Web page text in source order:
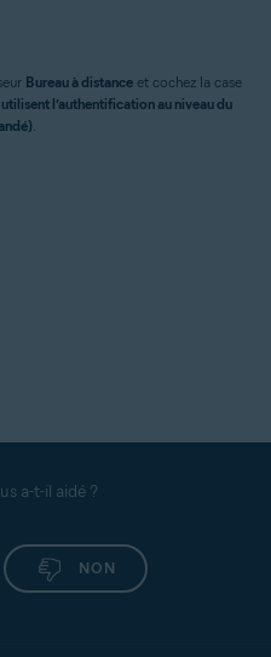
Bureau à distance et cochez la case
l’authentification au niveau du
a-t-il aidé ?
NON